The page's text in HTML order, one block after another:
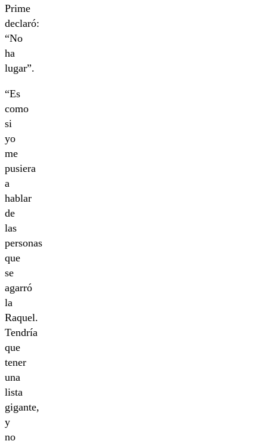
Prime
declaró:
“No
ha
lugar”.
“Es
como
si
yo
me
pusiera
a
hablar
de
las
personas
que
se
agarró
la
Raquel.
Tendría
que
tener
una
lista
gigante,
y
no